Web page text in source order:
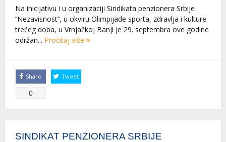
Na inicijativu i u organizaciji Sindikata penzionera Srbije
‘’Nezavisnost’’, u okviru Olimpijade sporta, zdravlja i kulture
trećeg doba, u Vrnjačkoj Banji je 29. septembra ove godine
održan... Pročitaj više
Share
0
Tweet
SINDIKAT PENZIONERA SRBIJE